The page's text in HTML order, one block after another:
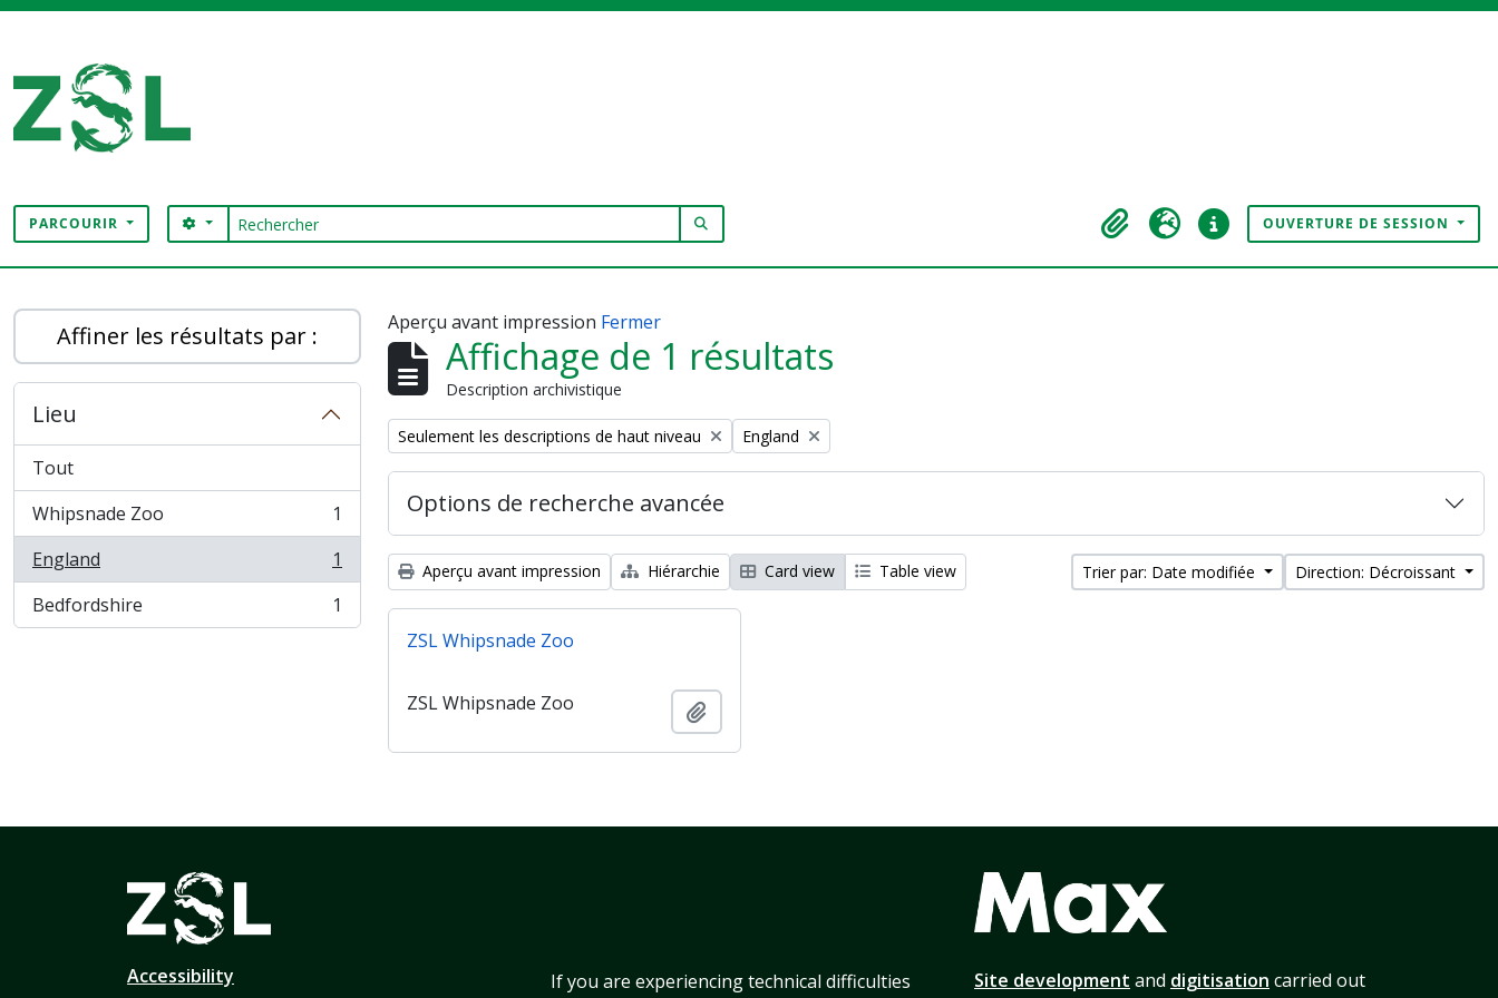
PARCOURIR Rechercher
SEARCH OPTIONS
Presse-papier
LangueLiens rapidesOUVERTURE DE SESSION
Affiner les résultats par :
Lieu
Tout
Whipsnade Zoo
, 1 résultats
1
England
, 1 résultats
1
Bedfordshire
, 1 résultats 1
Aperçu avant impression Fermer
Affichage de 1 résultats
Description archivistique
Remove filter:
Seulement les descriptions de haut niveau Remove filter:
England
Options de recherche avancée
Aperçu avant impression Hiérarchie Card view Table view Trier par: Date modifiée Direction: Décroissant
ZSL Whipsnade Zoo
ZSL Whipsnade Zoo
Accessibility
If you are experiencing technical difficulties
Site development and digitisation carried out